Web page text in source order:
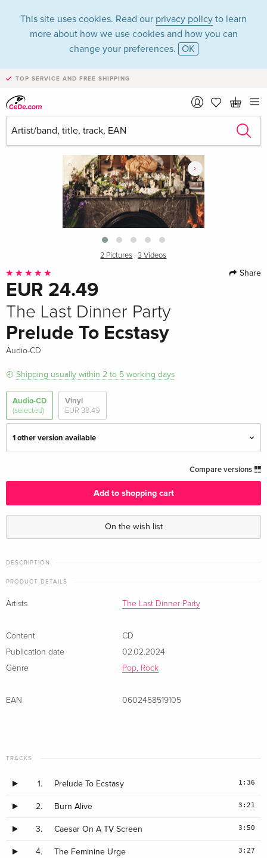
This site uses cookies. Read our privacy policy to learn
more about how we use cookies and how you can
change your preferences. OK
TOP SERVICE AND FREE SHIPPING
›
2 Pictures ·3 Videos
Share
EUR 24.49
The Last Dinner Party
Prelude To Ecstasy
Audio-CD
Shipping usually within 2 to 5 working days
Audio-CD
(selected)
Vinyl
EUR 38.49
1 other version available
EUR 24.49
Compare versions
Add to shopping cart
On the wish list
DESCRIPTION
PRODUCT DETAILS
Artists The Last Dinner Party
Content
CD
Publication date
02.02.2024
Genre
Pop, Rock
EAN 0602458519105
TRACKS
1. Prelude To Ecstasy 1:36
2. Burn Alive 3:21
3. Caesar On A TV Screen 3:50
4. The Feminine Urge 3:27